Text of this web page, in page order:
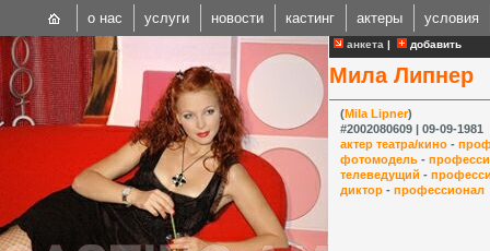
анкета | добавить
Мила Липнер
(Mila Lipner)
#2002080609 | 09-09-1981
актер театра/кино -
фотомодель -
телеведущий -
диктор - профессионал
о нас услуги новости кастинг актеры условия